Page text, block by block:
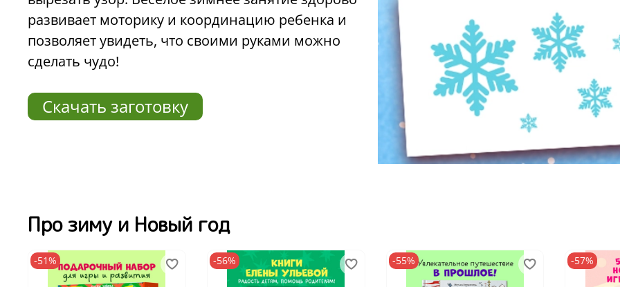
развивает моторику и координацию ребенка и
позволяет увидеть, что своими руками можно
сделать чудо!
Скачать заготовку
Про зиму и Новый год
-51% -56% -55% -57%